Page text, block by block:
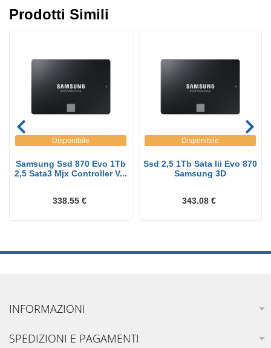
Prodotti Simili
Disponibile
Samsung Ssd 870 Evo 1Tb
2,5 Sata3 Mjx Controller V...
338.55 €
Disponibile
Ssd 2,5 1Tb Sata Iii Evo 870
Samsung 3D
343.08 €
INFORMAZIONI
SPEDIZIONI E PAGAMENTI